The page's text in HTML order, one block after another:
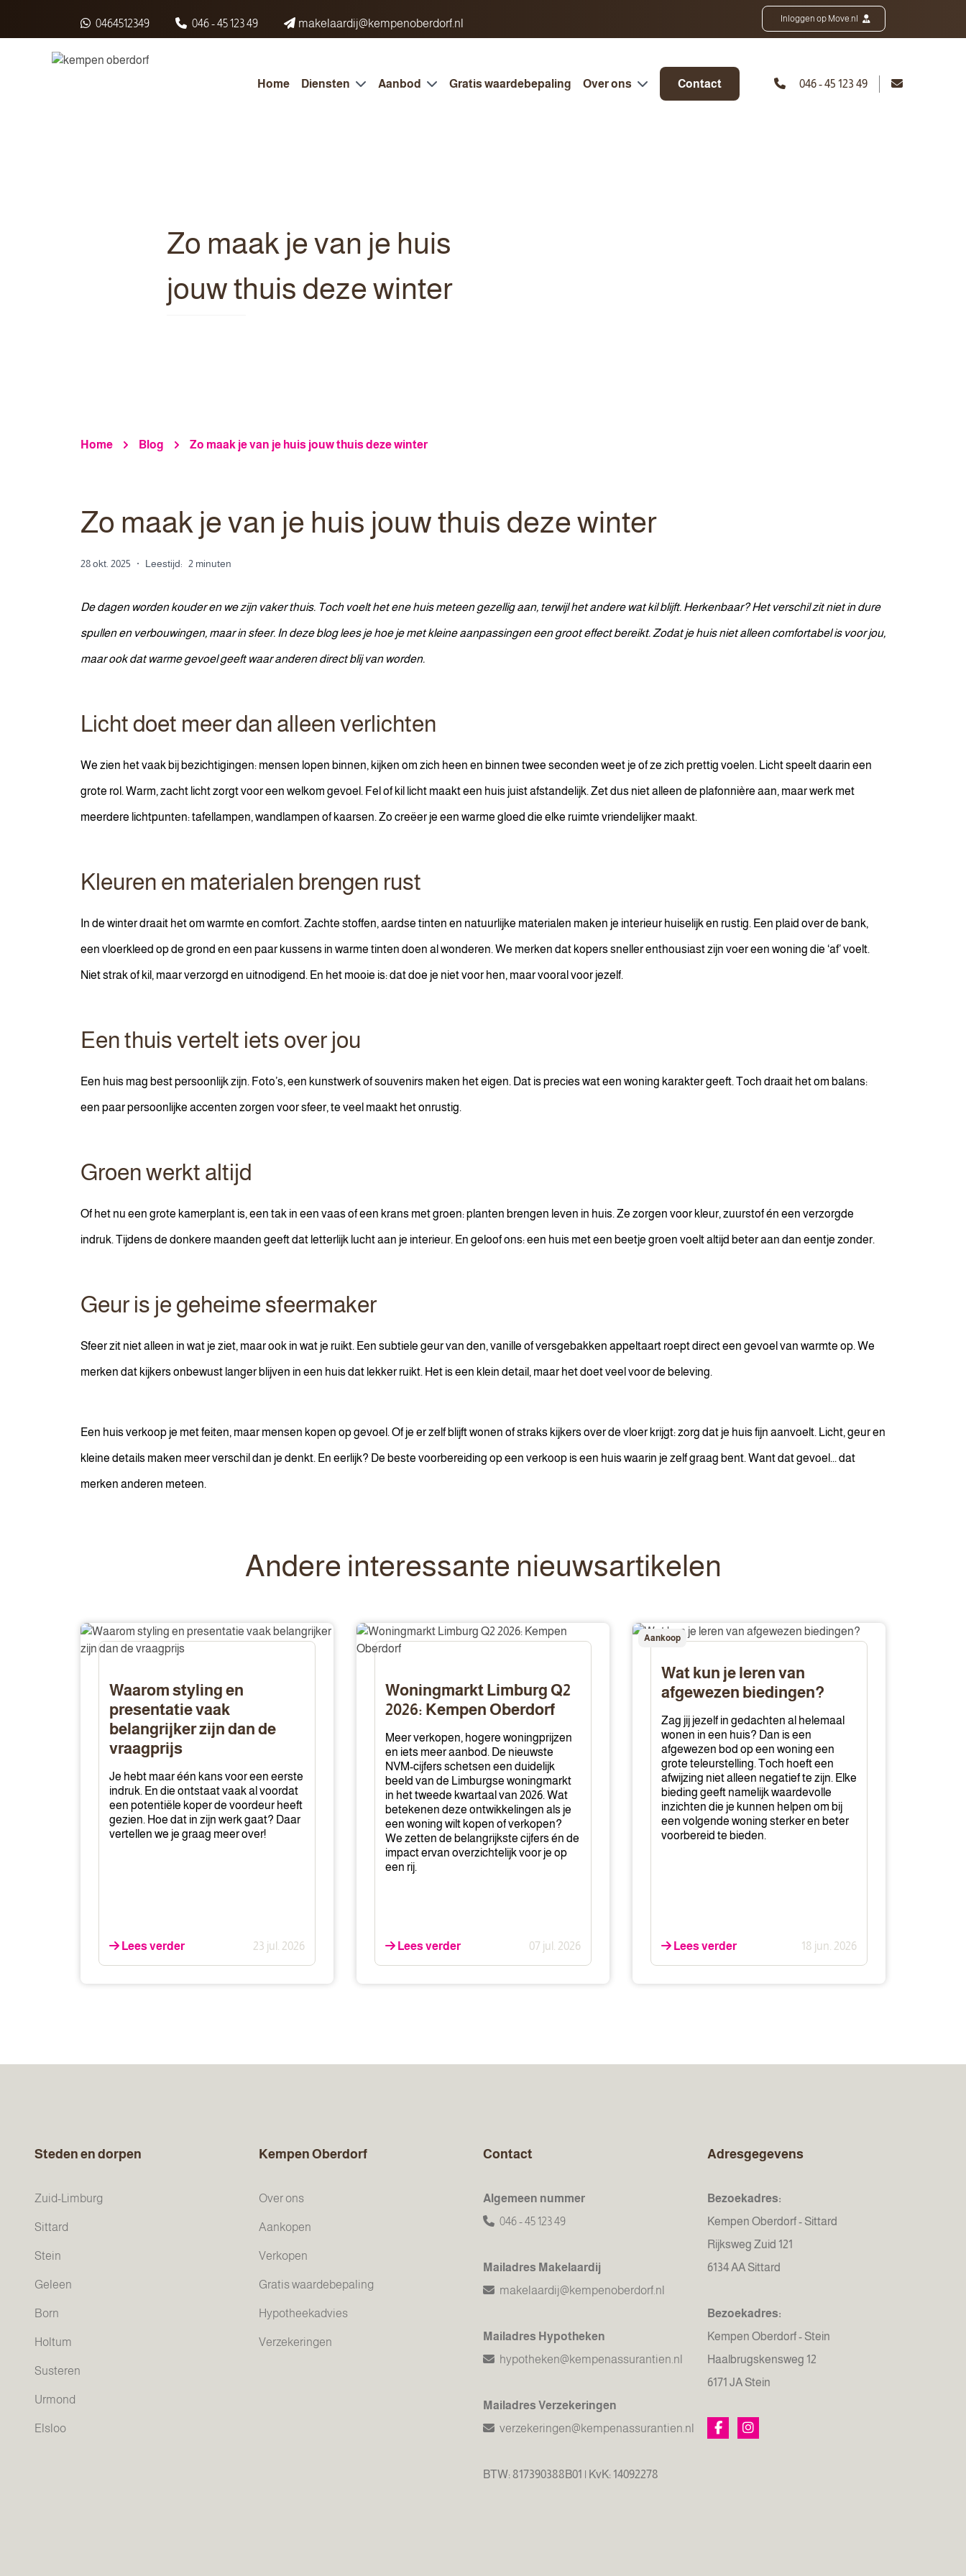
0464512349
046 - 45 123 49 makelaardij@kempenoberdorf.nl Inloggen op Move.nl
Home Diensten Aanbod Gratis waardebepaling Over ons Contact 046 - 45 123 49
Zo maak je van je huis
jouw thuis deze winter
Home Blog Zo maak je van je huis jouw thuis deze winter
Zo maak je van je huis jouw thuis deze winter
28 okt. 2025 · Leestijd: 2 minuten
De dagen worden kouder en we zijn vaker thuis. Toch voelt het ene huis meteen gezellig aan, terwijl het andere wat kil blijft. Herkenbaar? Het verschil zit niet in dure
spullen en verbouwingen, maar in sfeer. In deze blog lees je hoe je met kleine aanpassingen een groot effect bereikt.Zodat je huis niet alleen comfortabel is voor jou,
maar ook dat warme gevoel geeft waar anderen direct blij van worden.
Licht doet meer dan alleen verlichten
We zien het vaak bij bezichtigingen: mensen lopen binnen, kijken om zich heen en binnen twee seconden weet je of ze zich prettig voelen. Licht speelt daarin een
grote rol. Warm, zacht licht zorgt voor een welkom gevoel. Fel of kil licht maakt een huis juist afstandelijk. Zet dus niet alleen de plafonnière aan, maar werk met
meerdere lichtpunten: tafellampen, wandlampen of kaarsen. Zo creëer je een warme gloed die elke ruimte vriendelijker maakt.
Kleuren en materialen brengen rust
In de winter draait het om warmte en comfort. Zachte stoffen, aardse tinten en natuurlijke materialen maken je interieur huiselijk en rustig. Een plaid over de bank,
een vloerkleed op de grond en een paar kussens in warme tinten doen al wonderen. We merken dat kopers sneller enthousiast zijn voer een woning die ‘af’ voelt.
Niet strak of kil, maar verzorgd en uitnodigend. En het mooie is: dat doe je niet voor hen, maar vooral voor jezelf.
Een thuis vertelt iets over jou
Een huis mag best persoonlijk zijn. Foto’s, een kunstwerk of souvenirs maken het eigen. Dat is precies wat een woning karakter geeft. Toch draait het om balans:
een paar persoonlijke accenten zorgen voor sfeer, te veel maakt het onrustig.
Groen werkt altijd
Of het nu een grote kamerplant is, een tak in een vaas of een krans met groen: planten brengen leven in huis. Ze zorgen voor kleur, zuurstof én een verzorgde
indruk. Tijdens de donkere maanden geeft dat letterlijk lucht aan je interieur. En geloof ons: een huis met een beetje groen voelt altijd beter aan dan eentje zonder.
Geur is je geheime sfeermaker
Sfeer zit niet alleen in wat je ziet, maar ook in wat je ruikt. Een subtiele geur van den, vanille of versgebakken appeltaart roept direct een gevoel van warmte op. We
merken dat kijkers onbewust langer blijven in een huis dat lekker ruikt. Het is een klein detail, maar het doet veel voor de beleving.
Een huis verkoop je met feiten, maar mensen kopen op gevoel. Of je er zelf blijft wonen of straks kijkers over de vloer krijgt: zorg dat je huis fijn aanvoelt. Licht, geur en
kleine details maken meer verschil dan je denkt. En eerlijk? De beste voorbereiding op een verkoop is een huis waarin je zelf graag bent. Want dat gevoel... dat
merken anderen meteen.
Andere interessante nieuwsartikelen
Waarom
styling
presentatie
belangrijker
vraagprijs
Waarom styling en
presentatie vaak
belangrijker zijn dan de
vraagprijs
Je hebt maar één kans voor een eerste
indruk. En die ontstaat vaak al voordat
een potentiële koper de voordeur heeft
gezien. Hoe dat in zijn werk gaat? Daar
vertellen we je graag meer over!
Lees verder 23 jul. 2026
Woningmarkt
Limburg
Kempen
Oberdorf
Woningmarkt Limburg Q2
2026: Kempen Oberdorf
Meer verkopen, hogere woningprijzen
en iets meer aanbod. De nieuwste
NVM-cijfers schetsen een duidelijk
beeld van de Limburgse woningmarkt
in het tweede kwartaal van 2026. Wat
betekenen deze ontwikkelingen als je
een woning wilt kopen of verkopen?
We zetten de belangrijkste cijfers én de
impact ervan overzichtelijk voor je op
een rij.
Lees verder 07 jul. 2026
Wat
afgewezen
biedingen?
Aankoop
Wat kun je leren van
afgewezen biedingen?
Zag jij jezelf in gedachten al helemaal
wonen in een huis? Dan is een
afgewezen bod op een woning een
grote teleurstelling. Toch hoeft een
afwijzing niet alleen negatief te zijn. Elke
bieding geeft namelijk waardevolle
inzichten die je kunnen helpen om bij
een volgende woning sterker en beter
voorbereid te bieden.
Lees verder 18 jun. 2026
Steden en dorpen
Zuid-Limburg
Sittard
Stein
Geleen
Born
Holtum
Susteren
Urmond
Elsloo
Kempen Oberdorf
Over ons
Aankopen
Verkopen
Gratis waardebepaling
Hypotheekadvies
Verzekeringen
Contact
Algemeen nummer
046 - 45 123 49
Mailadres Makelaardij
makelaardij@kempenoberdorf.nl
Mailadres Hypotheken
hypotheken@kempenassurantien.nl
Mailadres Verzekeringen
verzekeringen@kempenassurantien.nl
BTW: 817390388B01 | KvK: 14092278
Adresgegevens
Bezoekadres:
Kempen Oberdorf - Sittard
Rijksweg Zuid 121
6134 AA Sittard
Bezoekadres:
Kempen Oberdorf - Stein
Haalbrugskensweg 12
6171 JA Stein